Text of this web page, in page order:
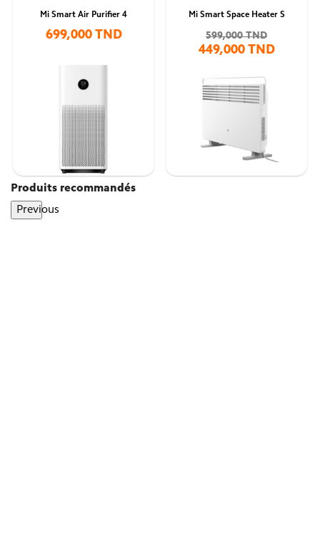
Mi Smart Air Purifier 4
699,000 TND
Mi Smart Space Heater S
599,000 TND
449,000 TND
Produits recommandés
Previous